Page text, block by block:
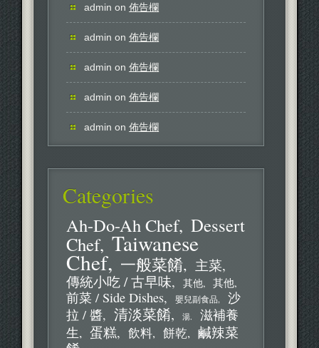
admin on佈告欄
admin on佈告欄
admin on佈告欄
admin on佈告欄
admin on佈告欄
Categories
Ah-Do-Ah Chef Dessert
Chef Taiwanese
Chef 一般菜餚
主菜
傳統小吃 / 古早味
其他 其他
前菜 / Side Dishes 嬰兒副食品
沙
拉 / 醬
清淡菜餚 湯
滋補養
生
蛋糕 飲料 餅乾
鹹辣菜